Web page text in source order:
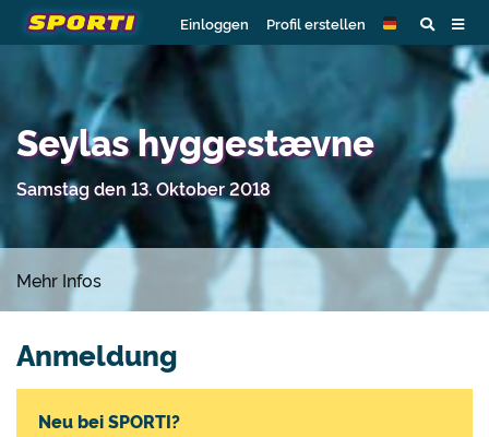
Einloggen Profil erstellen
Seylas hyggestævne
Samstag den 13. Oktober 2018
Mehr Infos
Anmeldung
Neu bei SPORTI?